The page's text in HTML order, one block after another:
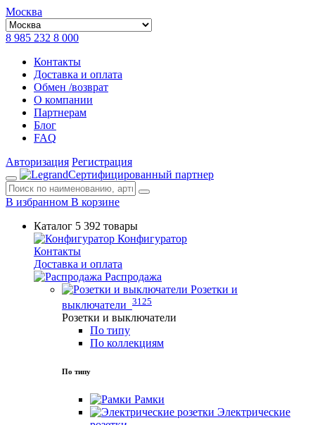
Москва
8 985 232 8 000
Контакты
Доставка и оплата
Обмен /возврат
О компании
Партнерам
Блог
FAQ
Авторизация Регистрация
Сертифицированный партнер
В избранном В корзине
Каталог 5 392 товары
Конфигуратор
Контакты
Доставка и оплата
Распродажа
Розетки и
выключатели 3125
Розетки и выключатели
По типу
По коллекциям
По типу
Рамки
Электрические